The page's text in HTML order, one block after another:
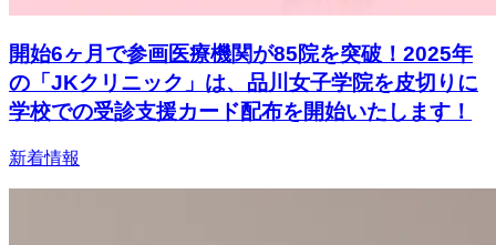
開始6ヶ月で参画医療機関が85院を突破！2025年
の「JKクリニック」は、品川女子学院を皮切りに
学校での受診支援カード配布を開始いたします！
新着情報